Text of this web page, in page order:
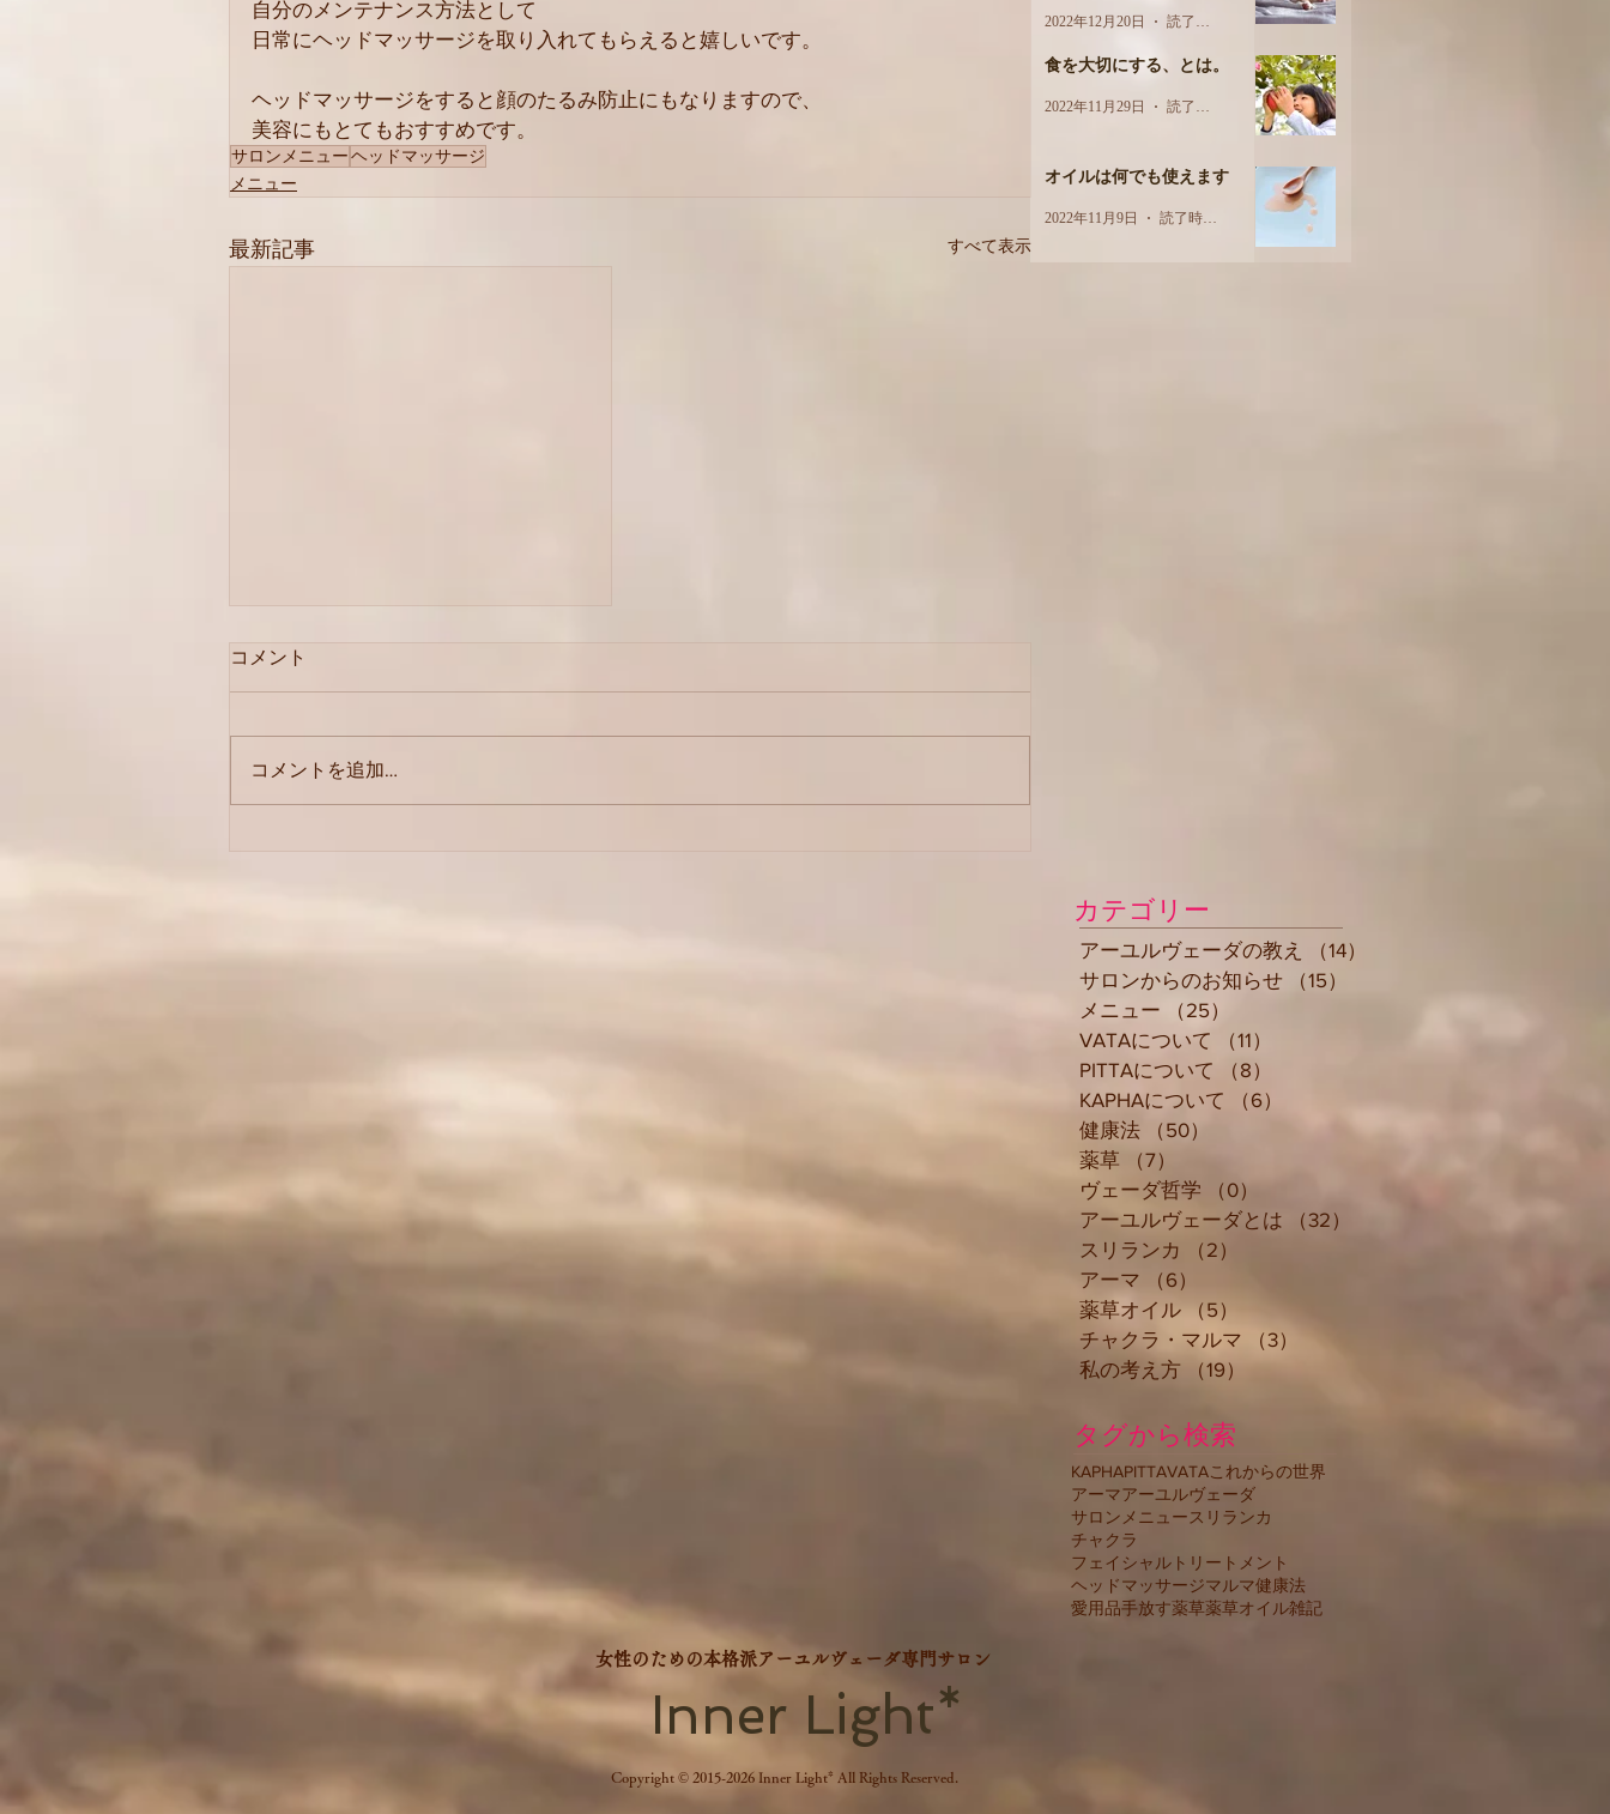
自分のメンテナンス方法として
日常にヘッドマッサージを取り入れてもらえると嬉しいです。
ヘッドマッサージをすると顔のたるみ防止にもなりますので、
美容にもとてもおすすめです。
サロンメニューヘッドマッサージ
メニュー
最新記事 すべて表示
コメント
コメントを追加…
2022年12月20日
食を大切にする、とは。
2022年11月29日
オイルは何でも使えます
2022年11月9日
カテゴリー
アーユルヴェーダの教え （14）
サロンからのお知らせ
（15）
メニュー
（25）
VATAについて
（11）
PITTAについて
（8）
KAPHAについて
（6）
健康法
（50）
薬草
（7）
ヴェーダ哲学
（0）
アーユルヴェーダとは
（32）
スリランカ
（2）
アーマ
（6）
薬草オイル
（5）
チャクラ・マルマ
（3）
私の考え方
（19）
タグから検索
KAPHAPITTAVATAこれからの世界
アーマアーユルヴェーダ
サロンメニュースリランカ
チャクラ
フェイシャルトリートメント
ヘッドマッサージマルマ健康法
愛用品手放す薬草薬草オイル雑記
​女性のための本格派アーユルヴェーダ専門サロン
Inner Light*
Copyright © 2015-2026 Inner Light* All Rights Reserved.